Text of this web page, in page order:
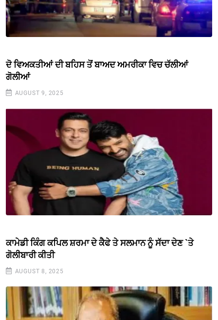
ਦੋ ਵਿਅਕਤੀਆਂ ਦੀ ਬਹਿਸ ਤੋਂ ਬਾਅਦ ਅਮਰੀਕਾ ਵਿਚ ਚੱਲੀਆਂ
ਗੋਲੀਆਂ
AUGUST 9, 2025
ਕਾਮੇਡੀ ਕਿੰਗ ਕਪਿਲ ਸ਼ਰਮਾ ਦੇ ਕੈਫੇ ਤੇ ਸਲਮਾਨ ਨੂੰ ਸੱਦਾ ਦੇਣ `ਤੇ
ਗੋਲੀਬਾਰੀ ਕੀਤੀ
AUGUST 8, 2025